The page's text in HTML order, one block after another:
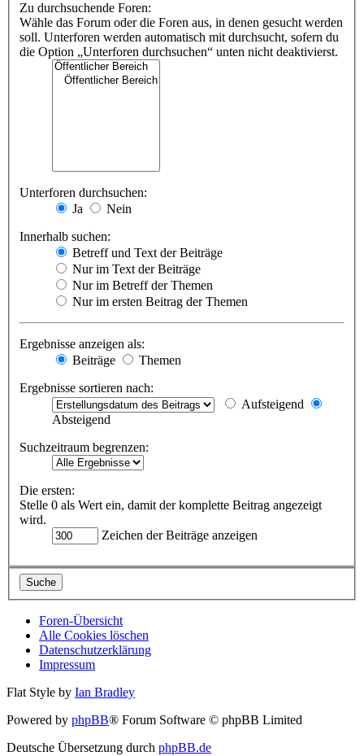
Zu durchsuchende Foren:
Wähle das Forum oder die Foren aus, in denen gesucht werden
soll. Unterforen werden automatisch mit durchsucht, sofern du
die Option „Unterforen durchsuchen“ unten nicht deaktivierst.
Unterforen durchsuchen:
Ja
Nein
Innerhalb suchen:
Betreff und Text der Beiträge
Nur im Text der Beiträge
Nur im Betreff der Themen
Nur im ersten Beitrag der Themen
Ergebnisse anzeigen als:
Beiträge
Themen
Ergebnisse sortieren nach:
Aufsteigend
Absteigend
Suchzeitraum begrenzen:
Die ersten:
Stelle 0 als Wert ein, damit der komplette Beitrag angezeigt
wird.
Zeichen der Beiträge anzeigen
Foren-Übersicht
Alle Cookies löschen
Datenschutzerklärung
Impressum
Flat Style by Ian Bradley
Powered by phpBB® Forum Software © phpBB Limited
Deutsche Übersetzung durch phpBB.de